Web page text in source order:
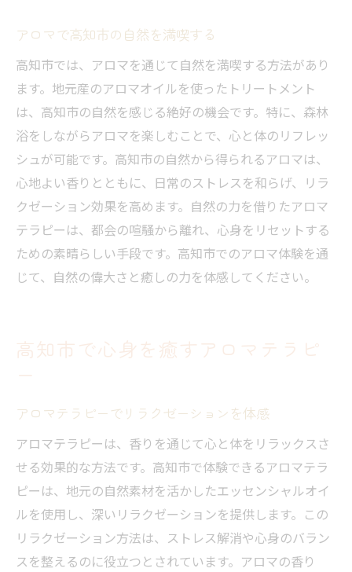
アロマで高知市の自然を満喫する
高知市では、アロマを通じて自然を満喫する方法があり
ます。地元産のアロマオイルを使ったトリートメント
は、高知市の自然を感じる絶好の機会です。特に、森林
浴をしながらアロマを楽しむことで、心と体のリフレッ
シュが可能です。高知市の自然から得られるアロマは、
心地よい香りとともに、日常のストレスを和らげ、リラ
クゼーション効果を高めます。自然の力を借りたアロマ
テラピーは、都会の喧騒から離れ、心身をリセットする
ための素晴らしい手段です。高知市でのアロマ体験を通
じて、自然の偉大さと癒しの力を体感してください。
高知市で心身を癒すアロマテラピ
ー
アロマテラピーでリラクゼーションを体感
アロマテラピーは、香りを通じて心と体をリラックスさ
せる効果的な方法です。高知市で体験できるアロマテラ
ピーは、地元の自然素材を活かしたエッセンシャルオイ
ルを使用し、深いリラクゼーションを提供します。この
リラクゼーション方法は、ストレス解消や心身のバラン
スを整えるのに役立つとされています。アロマの香り